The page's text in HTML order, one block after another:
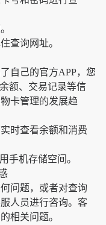
查询网址。
自己的官方APP，您
额、交易记录等信
卡管理的发展趋
时查看余额和消费
机存储空间。
问题，或者对查询
人员进行咨询。客
相关问题。